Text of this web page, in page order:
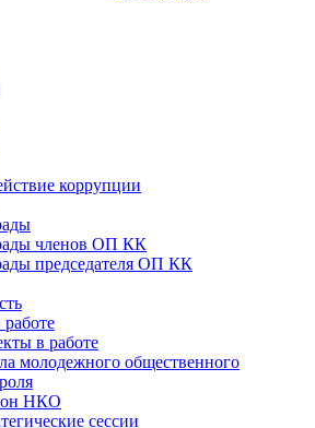
коррупции
членов ОП КК
председателя ОП КК
в работе
молодежного общественного
НКО
сессии